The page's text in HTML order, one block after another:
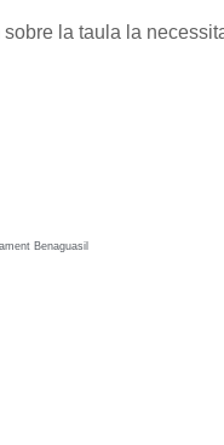
sobre la taula la
Benaguasil